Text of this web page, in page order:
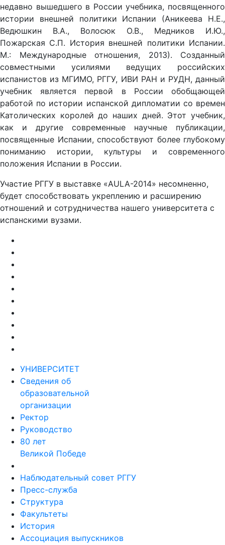
недавно вышедшего в России учебника, посвященного
истории внешней политики Испании (Аникеева Н.Е.,
Ведюшкин В.А., Волосюк О.В., Медников И.Ю.,
Пожарская С.П. История внешней политики Испании.
М.: Международные отношения, 2013). Созданный
совместными усилиями ведущих российских
испанистов из МГИМО, РГГУ, ИВИ РАН и РУДН, данный
учебник является первой в России обобщающей
работой по истории испанской дипломатии со времен
Католических королей до наших дней. Этот учебник,
как и другие современные научные публикации,
посвященные Испании, способствуют более глубокому
пониманию истории, культуры и современного
положения Испании в России.
Участие РГГУ в выставке «AULA-2014» несомненно,
будет способствовать укреплению и расширению
отношений и сотрудничества нашего университета с
испанскими вузами.
УНИВЕРСИТЕТ
Сведения об
образовательной
организации
Ректор
Руководство
80 лет
Великой Победе
Наблюдательный совет РГГУ
Пресс-служба
Структура
Факультеты
История
Ассоциация выпускников